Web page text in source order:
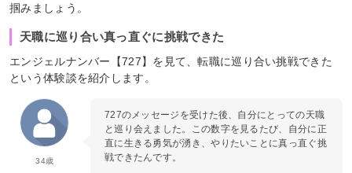
掴みましょう。
天職に巡り合い真っ直ぐに挑戦できた
エンジェルナンバー【727】を見て、転職に巡り合い挑戦できた
という体験談を紹介します。
34歳
727のメッセージを受けた後、自分にとっての天職
と巡り会えました。この数字を見るたび、自分に正
直に生きる勇気が湧き、やりたいことに真っ直ぐ挑
戦できたんです。